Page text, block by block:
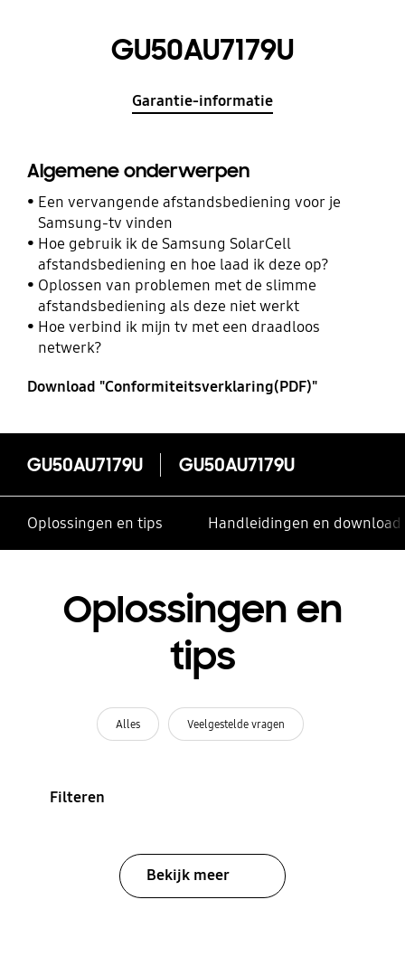
GU50AU7179U
Garantie-informatie
Algemene onderwerpen
Een vervangende afstandsbediening voor je
Samsung-tv vinden
Hoe gebruik ik de Samsung SolarCell
afstandsbediening en hoe laad ik deze op?
Oplossen van problemen met de slimme
afstandsbediening als deze niet werkt
Hoe verbind ik mijn tv met een draadloos
netwerk?
Download "Conformiteitsverklaring(PDF)"
GU50AU7179U GU50AU7179U
Oplossingen en tips Handleidingen en
Oplossingen en
tips
Alles Veelgestelde vragen
Filteren
Bekijk meer